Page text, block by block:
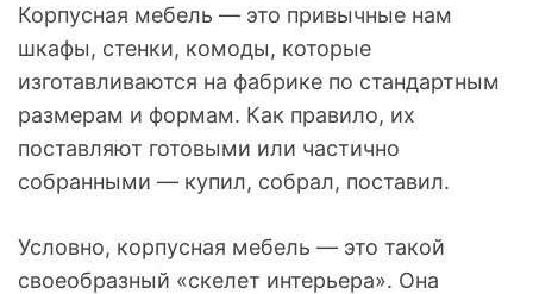
Корпусная мебель — это привычные нам
шкафы, стенки, комоды, которые
изготавливаются на фабрике по стандартным
размерам и формам. Как правило, их
поставляют готовыми или частично
собранными — купил, собрал, поставил.
Условно, корпусная мебель — это такой
своеобразный «скелет интерьера». Она